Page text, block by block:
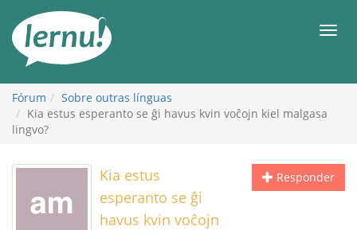
conteúdo
Fórum
Sobre outras línguas
Kia estus esperanto se ĝi havus kvin voĉojn kiel malgasa
lingvo?
Responder
Kia estus
esperanto se ĝi
havus kvin voĉojn